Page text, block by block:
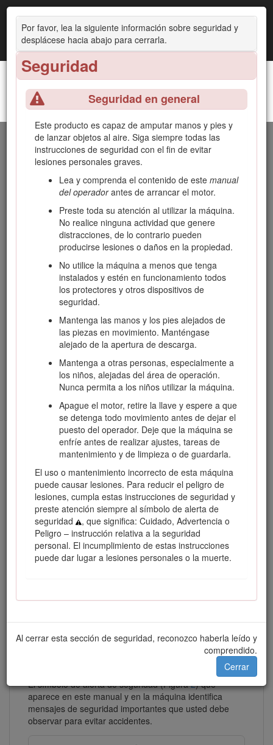
Por favor, lea la siguiente información sobre seguridad y
desplácese hacia abajo para cerrarla.
Seguridad
Seguridad en general
Este producto es capaz de amputar manos y pies y
de lanzar objetos al aire. Siga siempre todas las
instrucciones de seguridad con el fin de evitar
lesiones personales graves.
Lea y comprenda el contenido de este manual
del operadorantes de arrancar el motor.
Preste toda su atención al utilizar la máquina.
No realice ninguna actividad que genere
distracciones, de lo contrario pueden
producirse lesiones o daños en la propiedad.
No utilice la máquina a menos que tenga
instalados y estén en funcionamiento todos
los protectores y otros dispositivos de
seguridad.
Mantenga las manos y los pies alejados de
las piezas en movimiento. Manténgase
alejado de la apertura de descarga.
Mantenga a otras personas, especialmente a
los niños, alejadas del área de operación.
Nunca permita a los niños utilizar la máquina.
Apague el motor, retire la llave y espere a que
se detenga todo movimiento antes de dejar el
puesto del operador. Deje que la máquina se
enfríe antes de realizar ajustes, tareas de
mantenimiento y de limpieza o de guardarla.
El uso o mantenimiento incorrecto de esta máquina
puede causar lesiones. Para reducir el peligro de
lesiones, cumpla estas instrucciones de seguridad y
preste atención siempre al símbolo de alerta de
seguridad
, que significa: Cuidado, Advertencia o
Peligro – instrucción relativa a la seguridad
personal. El incumplimiento de estas instrucciones
puede dar lugar a lesiones personales o la muerte.
Al cerrar esta sección de seguridad, reconozco haberla leído y
comprendido.
Cerrar
Segadora rotativa Groundsmaster® 4000 o 4100
Introducción
Esta máquina es una máquina multiuso, diseñada para que
la utilicen operadores profesionales contratados en
aplicaciones comerciales. Se ha diseñado principalmente
para segar césped bien mantenido en parques, campos de
golf, campos deportivos y zonas verdes comerciales. El uso
podría ser peligroso para usted y para otras personas.
Lea este manual detenidamente para aprender a utilizar y
mantener correctamente su producto, y para evitar lesiones
producto de forma correcta y segura.
Visite www.Toro.com para buscar materiales de formación y
seguridad o información sobre accesorios, para localizar un
Cuando necesite asistencia técnica, piezas genuinas Toro o
información adicional, póngase en contacto con un Servicio
tenga a mano los números de modelo y serie de su
producto. Figura1identifica la ubicación de los números de
modelo y serie en el producto. Escriba los números en el
espacio provisto.
Important: Con su dispositivo móvil, puede escanear el
código QR de la calcomanía del número de serie (en su
caso) para acceder a información sobre la garantía, las
piezas, y otra información sobre el producto.
Ubicación de los números de modelo y de serie
El símbolo de alerta de seguridad (Figura2) que
aparece en este manual y en la máquina identifica
mensajes de seguridad importantes que usted debe
observar para evitar accidentes.